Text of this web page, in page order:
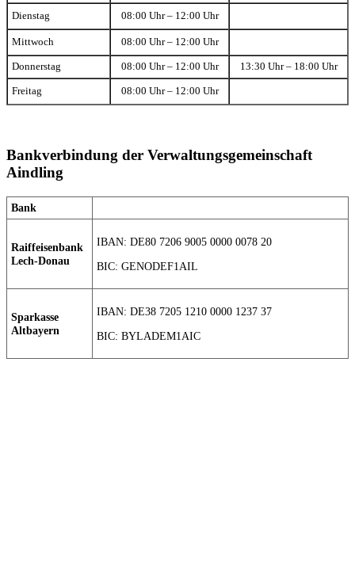
Dienstag 08:00 Uhr – 12:00 Uhr
Mittwoch 08:00 Uhr – 12:00 Uhr
Donnerstag 08:00 Uhr – 12:00 Uhr 13:30 Uhr – 18:00 Uhr
Freitag 08:00 Uhr – 12:00 Uhr
Bankverbindung der Verwaltungsgemeinschaft
Aindling
Bank
Raiffeisenbank
Lech-Donau
IBAN: DE80 7206 9005 0000 0078 20
BIC: GENODEF1AIL
Sparkasse
Altbayern
IBAN: DE38 7205 1210 0000 1237 37
BIC: BYLADEM1AIC